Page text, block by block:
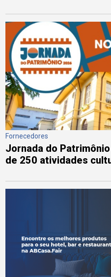
Fornecedores
Jornada do
de 250 atividades